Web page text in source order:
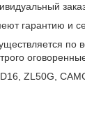
гарантию и
по
ZL50G,